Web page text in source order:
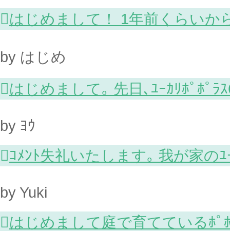
はじめまして！ 1年前くらい
by はじめ
はじめまして｡ 先日､ﾕｰｶﾘﾎﾟﾎﾟﾗ
by ﾖｳ
ｺﾒﾝﾄ失礼いたします｡ 我が家
by Yuki
はじめまして庭で育てているﾎ